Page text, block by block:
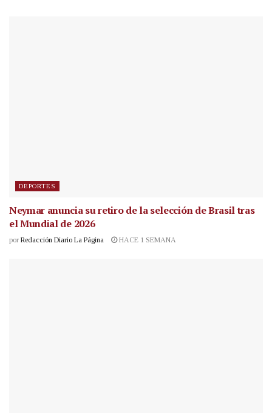
DEPORTES
Neymar anuncia su retiro de la selección de Brasil tras
el Mundial de 2026
por Redacción Diario La Página HACE 1 SEMANA